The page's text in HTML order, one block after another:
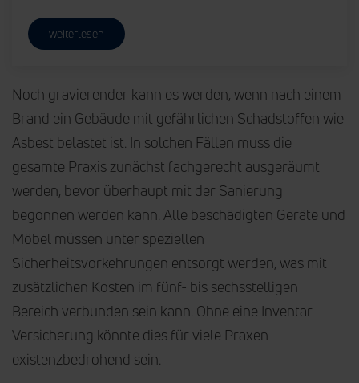
weiterlesen
Noch gravierender kann es werden, wenn nach einem
Brand ein Gebäude mit gefährlichen Schadstoffen wie
Asbest belastet ist. In solchen Fällen muss die
gesamte Praxis zunächst fachgerecht ausgeräumt
werden, bevor überhaupt mit der Sanierung
begonnen werden kann. Alle beschädigten Geräte und
Möbel müssen unter speziellen
Sicherheitsvorkehrungen entsorgt werden, was mit
zusätzlichen Kosten im fünf- bis sechsstelligen
Bereich verbunden sein kann. Ohne eine Inventar-
Versicherung könnte dies für viele Praxen
existenzbedrohend sein.